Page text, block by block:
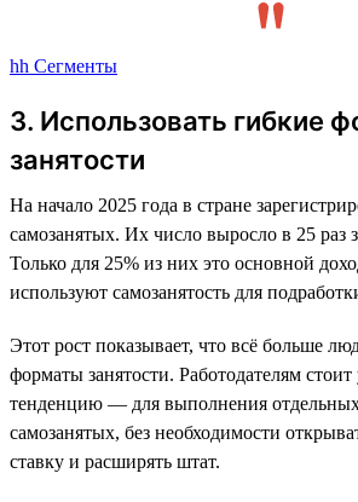
hh Сегменты
3. Использовать гибкие
занятости
На начало 2025 года в стране
самозанятых. Их число выросло в 25 раз
Только для 25% из них это основной
используют самозанятость для
Этот рост показывает, что всё больше
форматы занятости. Работодателям стоит
тенденцию — для выполнения отдельных
самозанятых, без необходимости
ставку и расширять штат.